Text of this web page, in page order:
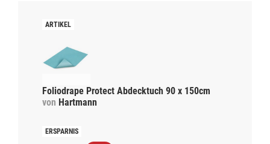
Foliodrape Protect Abdecktuch 90 x 150cm
von Hartmann